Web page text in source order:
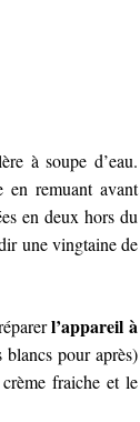
à soupe d’eau.
remuant avant
en deux hors du
une vingtaine de
l’appareil à
pour après)
fraiche et le